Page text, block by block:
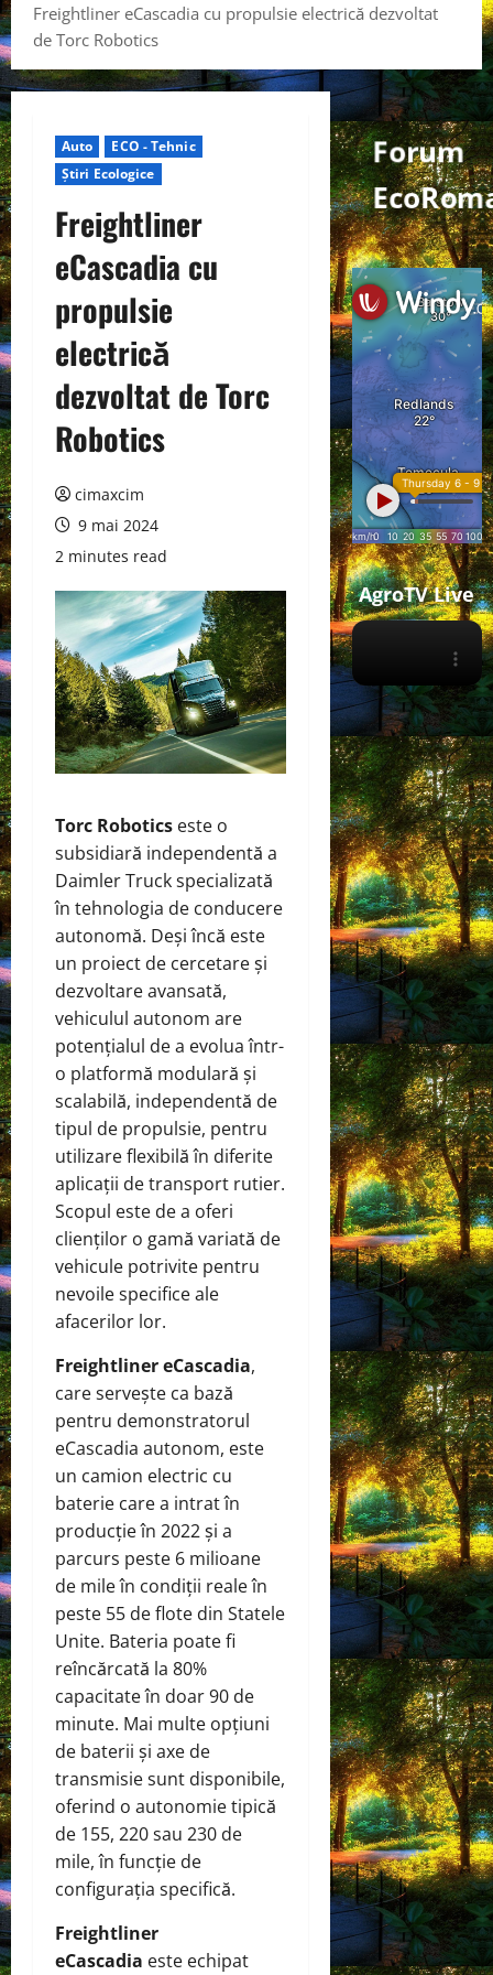
Freightliner eCascadia cu propulsie electrică dezvoltat
de Torc Robotics
Auto
ECO - Tehnic
Știri Ecologice
Freightliner
eCascadia cu
propulsie
electrică
dezvoltat de Torc
Robotics
cimaxcim
9 mai 2024
2 minutes read
Torc Robotics este o
subsidiară independentă a
Daimler Truck specializată
în tehnologia de conducere
autonomă. Deși încă este
un proiect de cercetare și
dezvoltare avansată,
vehiculul autonom are
potențialul de a evolua într-
o platformă modulară și
scalabilă, independentă de
tipul de propulsie, pentru
utilizare flexibilă în diferite
aplicații de transport rutier.
Scopul este de a oferi
clienților o gamă variată de
vehicule potrivite pentru
nevoile specifice ale
afacerilor lor.
Freightliner eCascadia,
care servește ca bază
pentru demonstratorul
eCascadia autonom, este
un camion electric cu
baterie care a intrat în
producție în 2022 și a
parcurs peste 6 milioane
de mile în condiții reale în
peste 55 de flote din Statele
Unite. Bateria poate fi
reîncărcată la 80%
capacitate în doar 90 de
minute. Mai multe opțiuni
de baterii și axe de
transmisie sunt disponibile,
oferind o autonomie tipică
de 155, 220 sau 230 de
mile, în funcție de
configurația specifică.
Freightliner
eCascadia este echipat
Forum
AgroTV Live